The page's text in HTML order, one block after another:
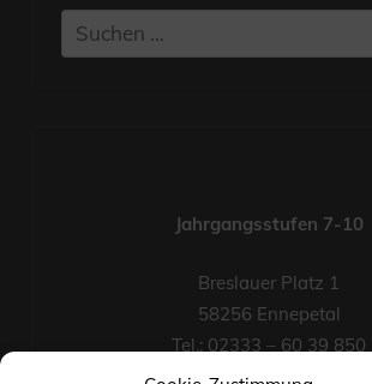
Suchen
nach:
Jahrgangsstufen 7-10
Breslauer Platz 1
58256 Ennepetal
Tel.: 02333 – 60 39 850
Fax-Nr.: 02333 – 60 39 852